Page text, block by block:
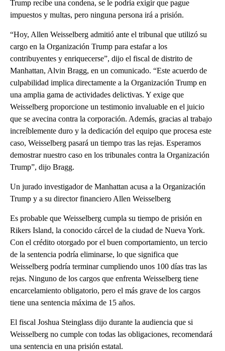
Trump recibe una condena, se le podría exigir que pague
impuestos y multas, pero ninguna persona irá a prisión.
“Hoy, Allen Weisselberg admitió ante el tribunal que utilizó su
cargo en la Organización Trump para estafar a los
contribuyentes y enriquecerse”, dijo el fiscal de distrito de
Manhattan, Alvin Bragg, en un comunicado. “Este acuerdo de
culpabilidad implica directamente a la Organización Trump en
una amplia gama de actividades delictivas. Y exige que
Weisselberg proporcione un testimonio invaluable en el juicio
que se avecina contra la corporación. Además, gracias al trabajo
increíblemente duro y la dedicación del equipo que procesa este
caso, Weisselberg pasará un tiempo tras las rejas. Esperamos
demostrar nuestro caso en los tribunales contra la Organización
Trump”, dijo Bragg.
Un jurado investigador de Manhattan acusa a la Organización
Trump y a su director financiero Allen Weisselberg
Es probable que Weisselberg cumpla su tiempo de prisión en
Rikers Island, la conocido cárcel de la ciudad de Nueva York.
Con el crédito otorgado por el buen comportamiento, un tercio
de la sentencia podría eliminarse, lo que significa que
Weisselberg podría terminar cumpliendo unos 100 días tras las
rejas. Ninguno de los cargos que enfrenta Weisselberg tiene
encarcelamiento obligatorio, pero el más grave de los cargos
tiene una sentencia máxima de 15 años.
El fiscal Joshua Steinglass dijo durante la audiencia que si
Weisselberg no cumple con todas las obligaciones, recomendará
una sentencia en una prisión estatal.